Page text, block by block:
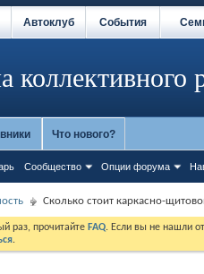
Автоклуб События
коллективного
Сообщество Опции форума
Что нового?
Сколько стоит каркасно-
раз, прочитайте FAQ. Если вы не нашли
.